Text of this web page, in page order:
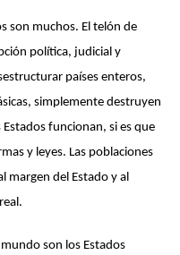
son muchos. El telón de
política, judicial y
países enteros,
simplemente destruyen
funcionan, si es que
y leyes. Las poblaciones
margen del Estado y al
son los Estados